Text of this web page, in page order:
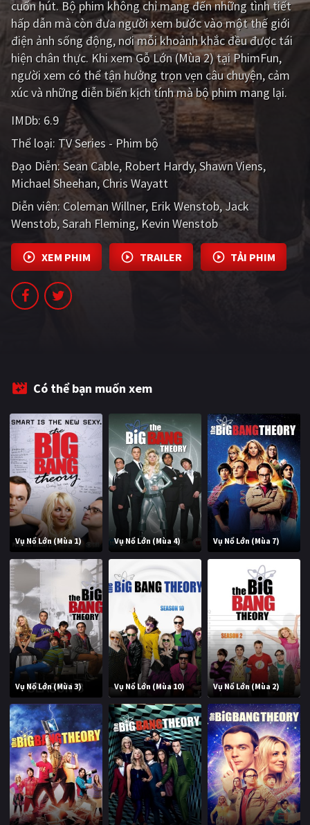
Giật gân Gia đình
Bí ẩn Lịch sử
Viễn Tây Tiểu sử
DramaTV
QUỐC GIA
Âu - Mỹ Trung Quốc - Hồng Kông
Hàn Quốc Nhật Bản
Ấn Độ Việt Nam
Tổng hợp
CẬP NHẬT
TUYỂN TẬP PHIM
BLOG
cuốn hút. Bộ phim không chỉ mang đến những tình tiết
hấp dẫn mà còn đưa người xem bước vào một thế giới
điện ảnh sống động, nơi mỗi khoảnh khắc đều được tái
hiện chân thực. Khi xem Gỗ Lớn (Mùa 2) tại PhimFun,
người xem có thể tận hưởng trọn vẹn câu chuyện, cảm
xúc và những diễn biến kịch tính mà bộ phim mang lại.
IMDb: 6.9
Thể loại: TV Series - Phim bộ
Đạo Diễn:Sean Cable Robert Hardy Shawn Viens
Michael Sheehan Chris Wayatt
Diễn viên: Coleman Willner Erik Wenstob Jack
Wenstob Sarah Fleming Kevin Wenstob
XEM PHIM TRAILER TẢI PHIM
Có thể bạn muốn xem
Vụ Nổ Lớn (Mùa 1) Vụ Nổ Lớn (Mùa 4) Vụ Nổ Lớn (Mùa 7)
Vụ Nổ Lớn (Mùa 3) Vụ Nổ Lớn (Mùa 10) Vụ Nổ Lớn (Mùa 2)